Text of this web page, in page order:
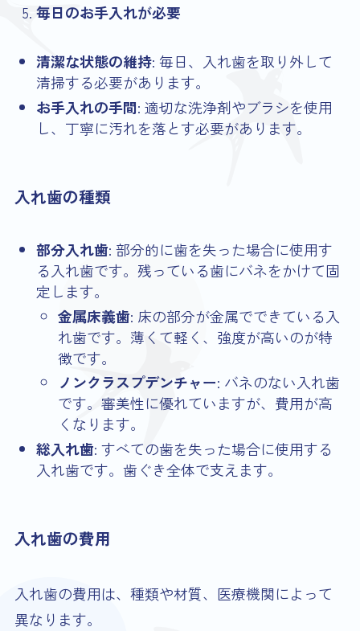
毎日のお手入れが必要
清潔な状態の維持: 毎日、入れ歯を取り外して
清掃する必要があります。
お手入れの手間: 適切な洗浄剤やブラシを使用
し、丁寧に汚れを落とす必要があります。
入れ歯の種類
部分入れ歯: 部分的に歯を失った場合に使用す
る入れ歯です。残っている歯にバネをかけて固
定します。
金属床義歯: 床の部分が金属でできている入
れ歯です。薄くて軽く、強度が高いのが特
徴です。
ノンクラスプデンチャー: バネのない入れ歯
です。審美性に優れていますが、費用が高
くなります。
総入れ歯: すべての歯を失った場合に使用する
入れ歯です。歯ぐき全体で支えます。
入れ歯の費用
入れ歯の費用は、種類や材質、医療機関によって
異なります。